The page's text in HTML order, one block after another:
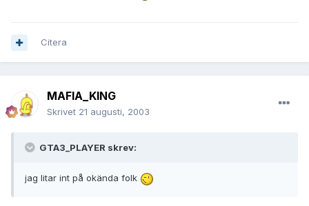
Citera
MAFIA_KING
Skrivet 21 augusti, 2003
GTA3_PLAYER skrev:
jag litar int på okända folk